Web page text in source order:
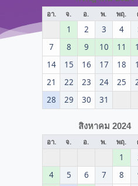
อา. จ. อ. พ. พฤ.
1 2 3 4
7
8 9 10 11
14
15 16 17 18
21
22 23 24 25
28
29 30 31
สิงหาคม 2024
อา. จ. อ. พ. พฤ.
1
4
5 6 7 8